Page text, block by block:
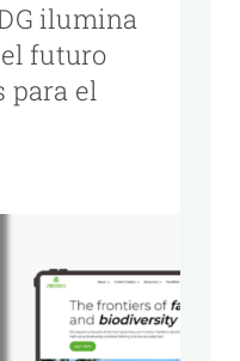
ilumina
futuro
para el